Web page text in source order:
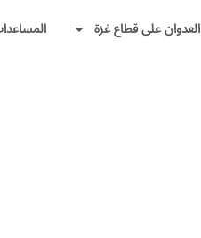
العدوان على قطاع غزة